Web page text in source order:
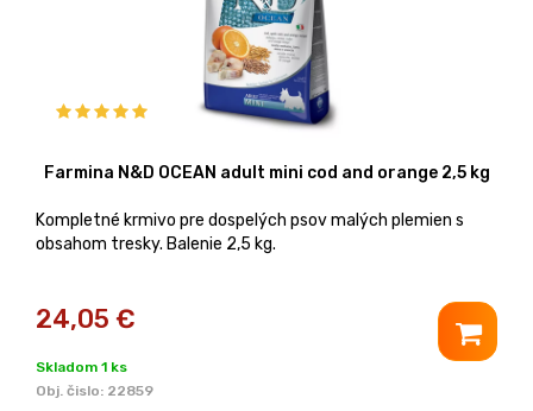
Farmina N&D OCEAN adult mini cod and orange 2,5 kg
Kompletné krmivo pre dospelých psov malých plemien s
obsahom tresky. Balenie 2,5 kg.
24,05 €
Skladom 1 ks
Obj. čislo: 22859